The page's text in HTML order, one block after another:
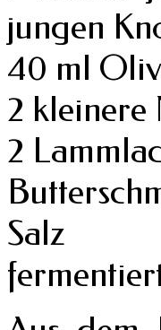
jungen
40 ml
2 kleinere
2
Salz